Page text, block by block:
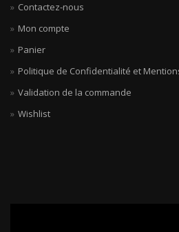
Contactez-nous
Mon compte
Panier
Politique de Confidentialité et
Validation de la commande
Wishlist